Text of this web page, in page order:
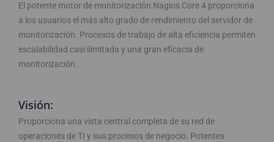
El potente motor de monitorización Nagios Core 4 proporciona
a los usuarios el más alto grado de rendimiento del servidor de
monitorización. Procesos de trabajo de alta eficiencia permiten
escalabilidad casi ilimitada y una gran eficacia de
monitorización.
Visión:
Proporciona una vista central completa de su red de
operaciones de TI y sus procesos de negocio. Potentes